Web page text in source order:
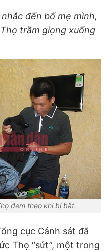
đến bố mẹ mình,
trầm giọng xuống
đem theo khi bị bắt.
cục Cảnh sát đã
Thọ “sứt”, một trong